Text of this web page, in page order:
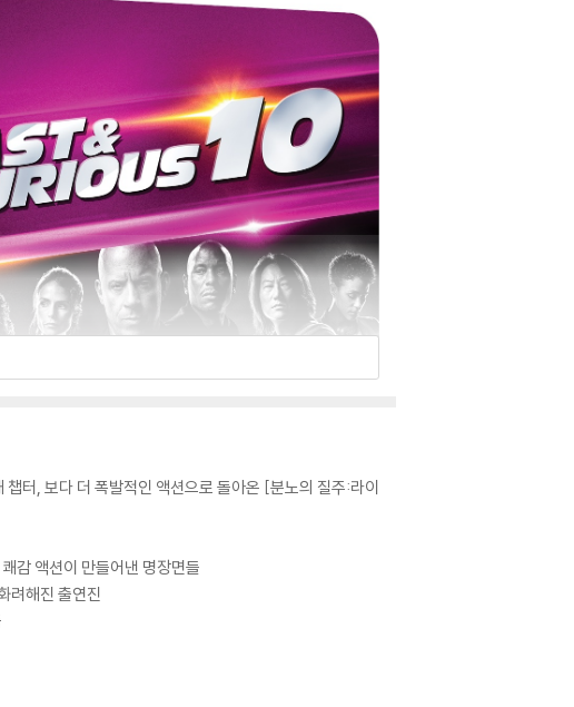
터, 보다 더 폭발적인 액션으로 돌아온 [분노의 질주:라이
감 액션이 만들어낸 명장면들
려해진 출연진